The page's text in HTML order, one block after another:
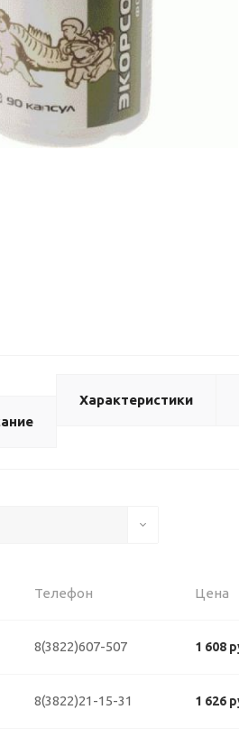
Характеристики
Телефон Цена
8(3822)607-507 1 608
8(3822)21-15-31 1 626